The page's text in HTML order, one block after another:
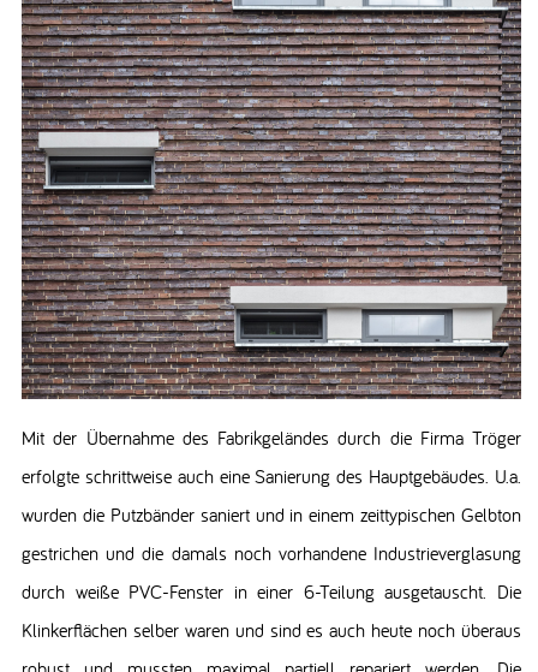
Mit der Übernahme des Fabrikgeländes durch die Firma Tröger
erfolgte schrittweise auch eine Sanierung des Hauptgebäudes. U.a.
wurden die Putzbänder saniert und in einem zeittypischen Gelbton
gestrichen und die damals noch vorhandene Industrieverglasung
durch weiße PVC-Fenster in einer 6-Teilung ausgetauscht. Die
Klinkerflächen selber waren und sind es auch heute noch überaus